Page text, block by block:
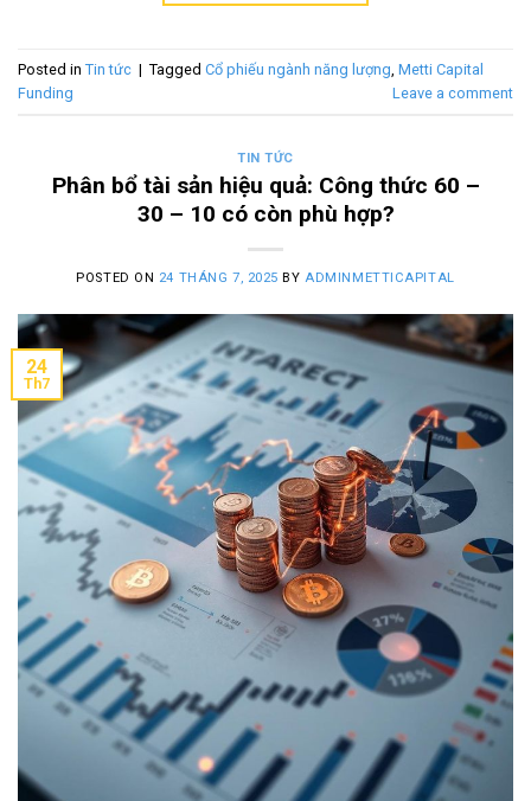
Posted in Tin tức | Tagged Cổ phiếu ngành năng lượng Metti Capital
Funding
Leave a comment
TIN TỨC
Phân bổ tài sản hiệu quả: Công thức 60 –
30 – 10 có còn phù hợp?
POSTED ON 24 THÁNG 7, 2025 BYADMINMETTICAPITAL
24
Th7